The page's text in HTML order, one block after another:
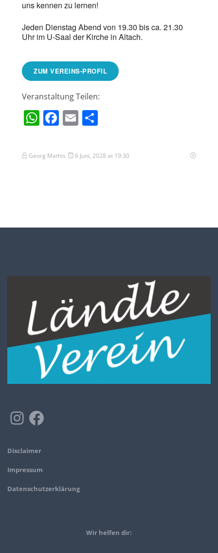
uns kennen zu lernen!
Jeden Dienstag Abend von 19.30 bis ca. 21.30
Uhr im U-Saal der Kirche in Altach.
ZUM VEREINS-PROFIL
Veranstaltung Teilen:
WhatsApp
Facebook
Email
Georg Mathis 6 Juni, 2028 at 19:30
Disclaimer
Impressum
Datenschutzerklärung
Wir helfen dir: